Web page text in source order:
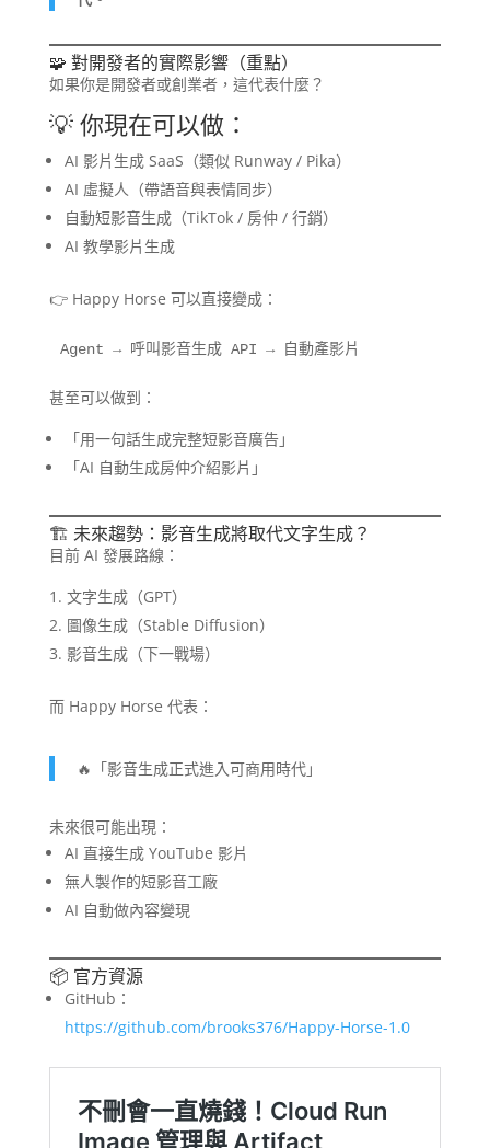
🧩 對開發者的實際影響（重點）
如果你是開發者或創業者，這代表什麼？
💡 你現在可以做：
AI 影片生成 SaaS（類似 Runway / Pika）
AI 虛擬人（帶語音與表情同步）
自動短影音生成（TikTok / 房仲 / 行銷）
AI 教學影片生成
👉 Happy Horse 可以直接變成：
Agent → 呼叫影音生成 API → 自動產影片
甚至可以做到：
「用一句話生成完整短影音廣告」
「AI 自動生成房仲介紹影片」
🏗️ 未來趨勢：影音生成將取代文字生成？
目前 AI 發展路線：
文字生成（GPT）
圖像生成（Stable Diffusion）
影音生成（下一戰場）
而 Happy Horse 代表：
🔥「影音生成正式進入可商用時代」
未來很可能出現：
AI 直接生成 YouTube 影片
無人製作的短影音工廠
AI 自動做內容變現
📦 官方資源
GitHub：
https://github.com/brooks376/Happy-Horse-1.0